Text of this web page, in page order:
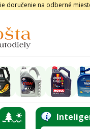
doručenie na odberné